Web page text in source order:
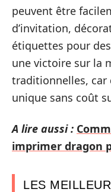
peuvent être
d’invitation,
étiquettes pour
une victoire sur la
traditionnelles, car
unique sans coût
A lire aussi :
imprimer dragon
LES